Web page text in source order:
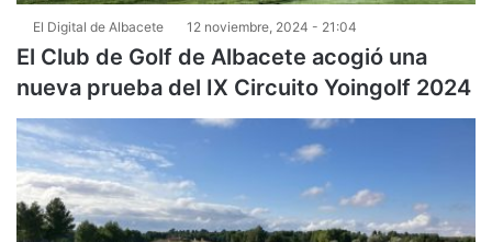
El Digital de Albacete 12 noviembre, 2024 - 21:04
El Club de Golf de Albacete acogió una
nueva prueba del IX Circuito Yoingolf 2024